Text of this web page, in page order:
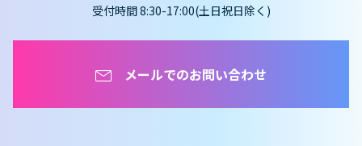
受付時間 8:30-17:00(土日祝日除く)
メールでのお問い合わせ